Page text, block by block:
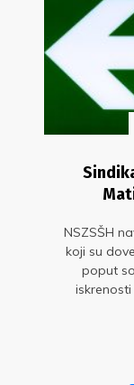
NSZSŠH
koji su
poput